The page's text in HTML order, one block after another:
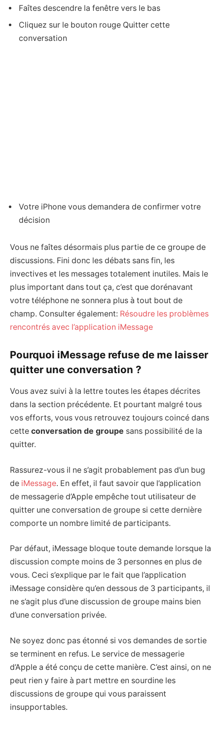
Faîtes descendre la fenêtre vers le bas
Cliquez sur le bouton rouge Quitter cette
conversation
Votre iPhone vous demandera de confirmer votre
décision
Vous ne faîtes désormais plus partie de ce groupe de
discussions. Fini donc les débats sans fin, les
invectives et les messages totalement inutiles. Mais le
plus important dans tout ça, c’est que dorénavant
votre téléphone ne sonnera plus à tout bout de
champ. Consulter également: Résoudre les problèmes
rencontrés avec l’application iMessage
Pourquoi iMessage refuse de me laisser
quitter une conversation ?
Vous avez suivi à la lettre toutes les étapes décrites
dans la section précédente. Et pourtant malgré tous
vos efforts, vous vous retrouvez toujours coincé dans
cette conversation de groupe sans possibilité de la
quitter.
Rassurez-vous il ne s’agit probablement pas d’un bug
de iMessage. En effet, il faut savoir que l’application
de messagerie d’Apple empêche tout utilisateur de
quitter une conversation de groupe si cette dernière
comporte un nombre limité de participants.
Par défaut, iMessage bloque toute demande lorsque la
discussion compte moins de 3 personnes en plus de
vous. Ceci s’explique par le fait que l’application
iMessage considère qu’en dessous de 3 participants, il
ne s’agit plus d’une discussion de groupe mains bien
d’une conversation privée.
Ne soyez donc pas étonné si vos demandes de sortie
se terminent en refus. Le service de messagerie
d’Apple a été conçu de cette manière. C’est ainsi, on ne
peut rien y faire à part mettre en sourdine les
discussions de groupe qui vous paraissent
insupportables.